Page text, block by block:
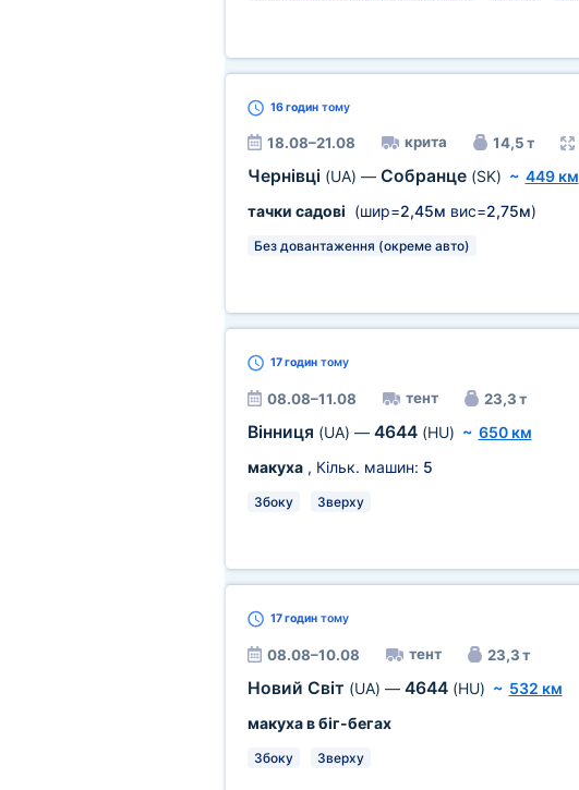
16 годинтому
18.08–21.08 крита 14,5 т
Чернівці (UA) — Собранце (SK) ~ 449 км
тачки садові (шир=2,45м вис=2,75м)
Без довантаження (окреме авто)
17 годинтому
08.08–11.08 тент 23,3 т
Вінниця (UA) — 4644 (HU) ~ 650 км
макуха, Кільк. машин: 5
Збоку Зверху
17 годинтому
08.08–10.08 тент 23,3 т
Новий Світ (UA) — 4644 (HU) ~ 532 км
макуха в біг-бегах
Збоку Зверху